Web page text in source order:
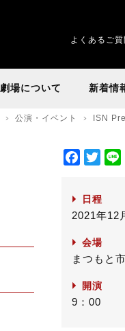
よくあるご質
劇場について 新着情
公演・イベント ISN
F
e
b
o
o
T
t
t
e
日程
2021年12
会場
まつもと
開演
9：00